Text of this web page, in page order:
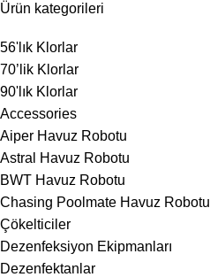
Ürün kategorileri
56'lık Klorlar
70’lik Klorlar
90'lık Klorlar
Accessories
Aiper Havuz Robotu
Astral Havuz Robotu
BWT Havuz Robotu
Chasing Poolmate Havuz Robotu
Çökelticiler
Dezenfeksiyon Ekipmanları
Dezenfektanlar